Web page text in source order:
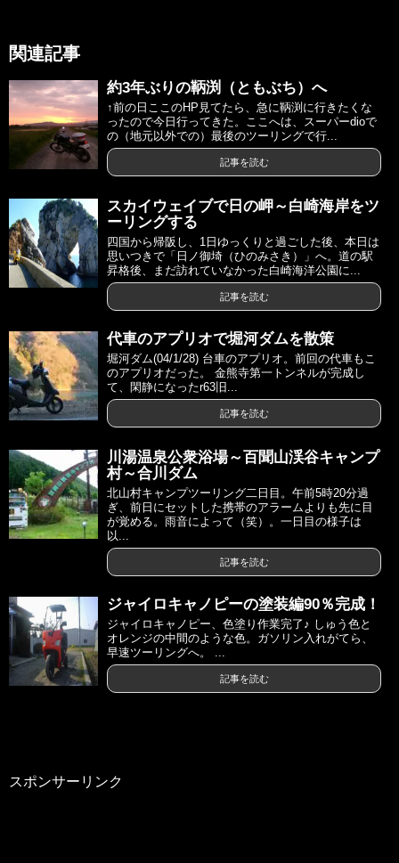
関連記事
約3年ぶりの鞆渕（ともぶち）へ
↑前の日ここのHP見てたら、急に鞆渕に行きたくな
ったので今日行ってきた。ここへは、スーパーdioで
の（地元以外での）最後のツーリングで行...
記事を読む
スカイウェイブで日の岬～白崎海岸をツ
ーリングする
四国から帰阪し、1日ゆっくりと過ごした後、本日は
思いつきで「日ノ御埼（ひのみさき）」へ。道の駅
昇格後、まだ訪れていなかった白崎海洋公園に...
記事を読む
代車のアプリオで堀河ダムを散策
堀河ダム(04/1/28) 台車のアプリオ。前回の代車もこ
のアプリオだった。 金熊寺第一トンネルが完成し
て、閑静になったr63旧...
記事を読む
川湯温泉公衆浴場～百聞山渓谷キャンプ
村～合川ダム
北山村キャンプツーリング二日目。午前5時20分過
ぎ、前日にセットした携帯のアラームよりも先に目
が覚める。雨音によって（笑）。一日目の様子は
以...
記事を読む
ジャイロキャノピーの塗装編90％完成！
ジャイロキャノピー、色塗り作業完了♪ しゅう色と
オレンジの中間のような色。ガソリン入れがてら、
早速ツーリングへ。 ...
記事を読む
スポンサーリンク